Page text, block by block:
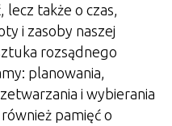
lecz także o czas,
i zasoby naszej
rozsądnego
planowania,
i wybierania
pamięć o